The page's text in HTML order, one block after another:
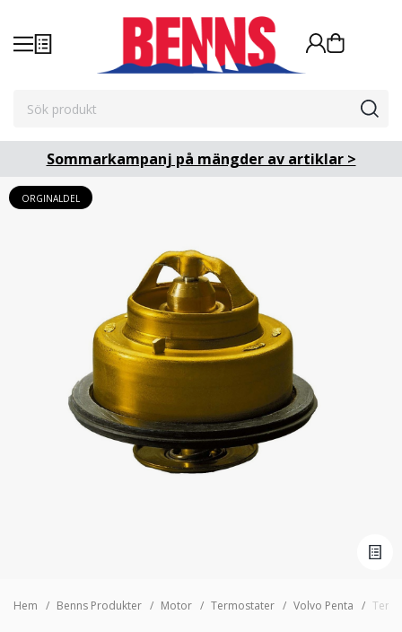
Sommarkampanj på mängder av artiklar >
ORGINALDEL
Hem Benns Produkter Motor Termostater Volvo Penta